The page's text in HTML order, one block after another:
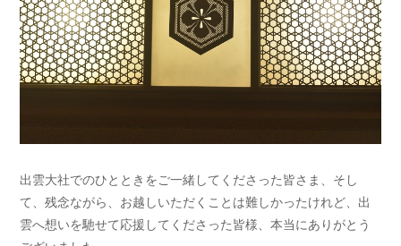
出雲大社でのひとときをご一緒してくださった皆さま、そし
て、残念ながら、お越しいただくことは難しかったけれど、出
雲へ想いを馳せて応援してくださった皆様、本当にありがとう